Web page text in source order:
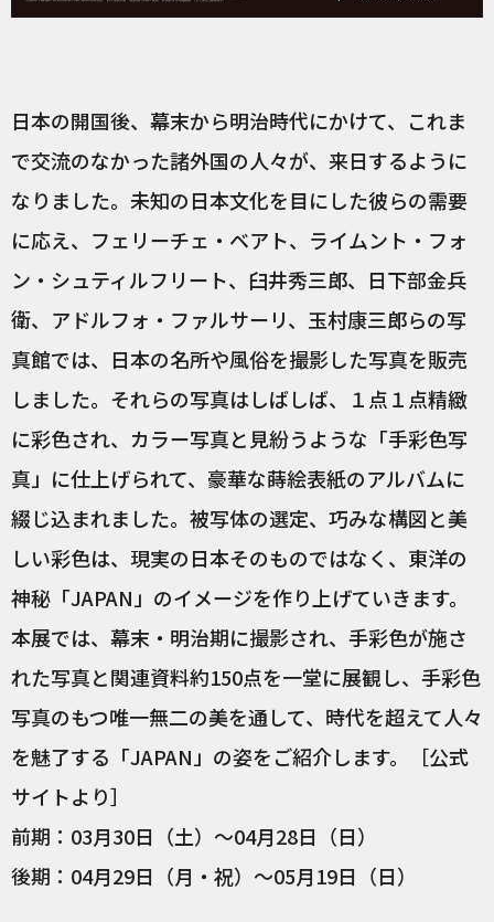
日本の開国後、幕末から明治時代にかけて、これま
で交流のなかった諸外国の人々が、来日するように
なりました。未知の日本文化を目にした彼らの需要
に応え、フェリーチェ・ベアト、ライムント・フォ
ン・シュティルフリート、臼井秀三郎、日下部金兵
衛、アドルフォ・ファルサーリ、玉村康三郎らの写
真館では、日本の名所や風俗を撮影した写真を販売
しました。それらの写真はしばしば、１点１点精緻
に彩色され、カラー写真と見紛うような「手彩色写
真」に仕上げられて、豪華な蒔絵表紙のアルバムに
綴じ込まれました。被写体の選定、巧みな構図と美
しい彩色は、現実の日本そのものではなく、東洋の
神秘「JAPAN」のイメージを作り上げていきます。
本展では、幕末・明治期に撮影され、手彩色が施さ
れた写真と関連資料約150点を一堂に展観し、手彩色
写真のもつ唯一無二の美を通して、時代を超えて人々
を魅了する「JAPAN」の姿をご紹介します。［公式
サイトより］
前期：03月30日（土）～04月28日（日）
後期：04月29日（月・祝）～05月19日（日）